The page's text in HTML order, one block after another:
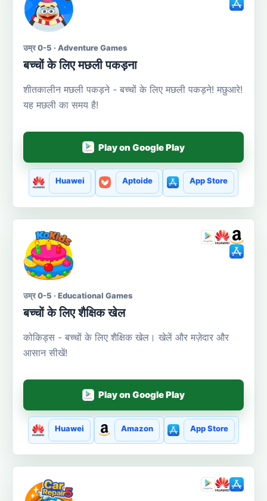
उम्र 0-5 · Adventure Games
बच्चों के लिए मछली पकड़ना
शीतकालीन मछली पकड़ने - बच्चों के लिए मछली पकड़ने! मछुआरे!
यह मछली का समय है!
Play on Google Play
Huawei Aptoide App Store
उम्र 0-5 · Educational Games
बच्चों के लिए शैक्षिक खेल
कोकिड्स - बच्चों के लिए शैक्षिक खेल। खेलें और मज़ेदार और
आसान सीखें!
Play on Google Play
Huawei Amazon App Store